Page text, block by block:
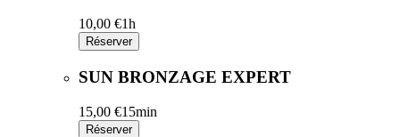
10,00 €1h
Réserver
SUN BRONZAGE EXPERT
15,00 €15min
Réserver